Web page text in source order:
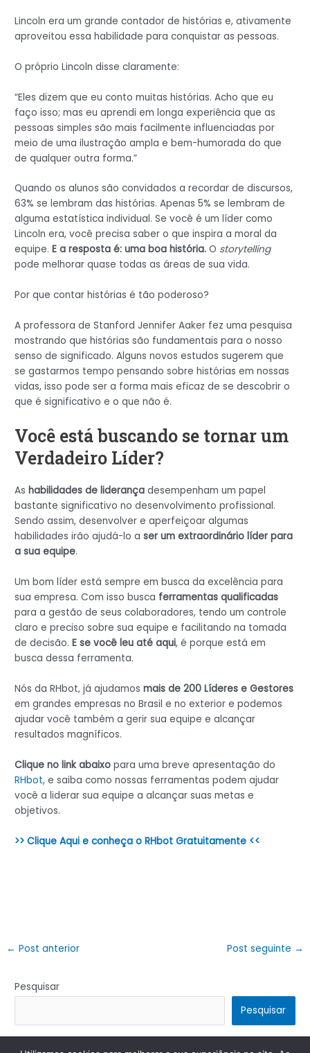
Lincoln era um grande contador de histórias e, ativamente
aproveitou essa habilidade para conquistar as pessoas.
O próprio Lincoln disse claramente:
“Eles dizem que eu conto muitas histórias. Acho que eu
faço isso; mas eu aprendi em longa experiência que as
pessoas simples são mais facilmente influenciadas por
meio de uma ilustração ampla e bem-humorada do que
de qualquer outra forma.”
Quando os alunos são convidados a recordar de discursos,
63% se lembram das histórias. Apenas 5% se lembram de
alguma estatística individual. Se você é um líder como
Lincoln era, você precisa saber o que inspira a moral da
equipe.E a resposta é: uma boa história.O storytelling
pode melhorar quase todas as áreas de sua vida.
Por que contar histórias é tão poderoso?
A professora de Stanford Jennifer Aaker fez uma pesquisa
mostrando que histórias são fundamentais para o nosso
senso de significado. Alguns novos estudos sugerem que
se gastarmos tempo pensando sobre histórias em nossas
vidas, isso pode ser a forma mais eficaz de se descobrir o
que é significativo e o que não é.
Você está buscando se tornar um
Verdadeiro Líder?
Ashabilidades de liderançadesempenham um papel
bastante significativo no desenvolvimento profissional.
Sendo assim, desenvolver e aperfeiçoar algumas
habilidades irão ajudá-lo aser um extraordinário líder para
a sua equipe.
Um bom líder está sempre em busca da excelência para
sua empresa. Com isso busca ferramentas qualificadas
para a gestão de seus colaboradores, tendo um controle
claro e preciso sobre sua equipe e facilitando na tomada
de decisão.E se você leu até aqui, é porque está em
busca dessa ferramenta.
Nós da RHbot, já ajudamosmais de 200 Líderes e Gestores
em grandes empresas no Brasil e no exterior e podemos
ajudar você também a gerir sua equipe e alcançar
resultados magníficos.
Clique no link abaixo para uma breve apresentação do
RHbot, e saiba como nossas ferramentas podem ajudar
você a liderar sua equipe a alcançar suas metas e
objetivos.
>> Clique Aqui e conheça o RHbot Gratuitamente <<
← Post anterior Post seguinte →
Pesquisar
Pesquisar